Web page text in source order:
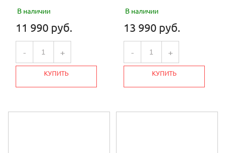
МОТОПОМПЫ
НАВЕСНОЕ И ПРИЦЕПНОЕ ОБОРУДОВАНИЕ
КОРМОИЗМЕЛЬЧИТЕЛИ
ОПРЫСКИВАТЕЛИ
НАСОСЫ
В наличии
11 990 руб.
- +
КУПИТЬ
В наличии
13 990 руб.
- +
КУПИТЬ